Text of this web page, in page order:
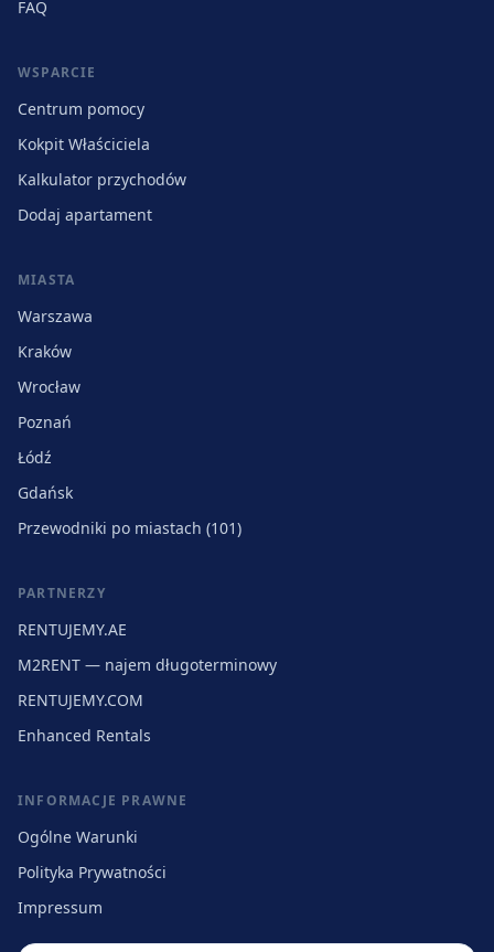
FAQ
WSPARCIE
Centrum pomocy
Kokpit Właściciela
Kalkulator przychodów
Dodaj apartament
MIASTA
Warszawa
Kraków
Wrocław
Poznań
Łódź
Gdańsk
Przewodniki po miastach (101)
PARTNERZY
RENTUJEMY.AE
M2RENT — najem długoterminowy
RENTUJEMY.COM
Enhanced Rentals
INFORMACJE PRAWNE
Ogólne Warunki
Polityka Prywatności
Impressum